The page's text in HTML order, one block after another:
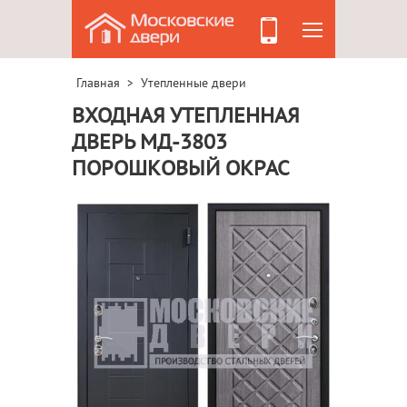
Главная > Утепленные двери
ВХОДНАЯ УТЕПЛЕННАЯ
ДВЕРЬ МД-3803
ПОРОШКОВЫЙ ОКРАС